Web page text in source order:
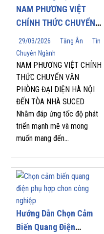
NAM PHƯƠNG VIỆT
CHÍNH THỨC CHUYỂN
VĂN PHÒNG ĐẠI DIỆN
HÀ NỘI ĐẾN TÒA NHÀ
SUCED
29/03/2026 Tăng Ân
Tin
Chuyên Ngành
NAM PHƯƠNG VIỆT CHÍNH
THỨC CHUYỂN VĂN
PHÒNG ĐẠI DIỆN HÀ NỘI
ĐẾN TÒA NHÀ SUCED
Nhằm đáp ứng tốc độ phát
triển mạnh mẽ và mong
muốn mang đến...
Hướng Dẫn Chọn Cảm
Biến Quang Điện